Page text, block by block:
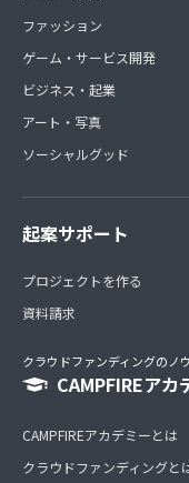
ファッション
ゲーム・サービス開発
ビジネス・起業
アート・写真
ソーシャルグッド
起案サポート
プロジェクトを作る
資料請求
クラウドファンディングのノ
CAMPFIREアカ
CAMPFIREアカデミーとは
クラウドファンディングと